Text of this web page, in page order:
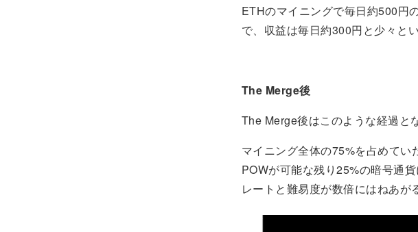
ETHのマイニングで毎日約500円
で、収益は毎日約300円と少々と
The Merge後
The Merge後はこのような経過と
マイニング全体の75%を占めて
POWが可能な残り25%の暗号通
レートと難易度が数倍にはねあが